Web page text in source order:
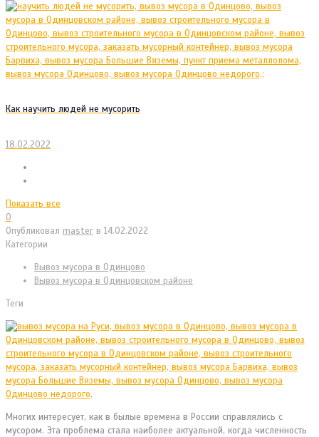
Как научить людей не мусорить
18.02.2022
Показать все
0
Опубликовал master в 14.02.2022
Категории
Вывоз мусора в Одинцово
Вывоз мусора в Одинцовском районе
Теги
Многих интересует, как в былые времена в России справлялись с
мусором. Эта проблема стала наиболее актуальной, когда численность